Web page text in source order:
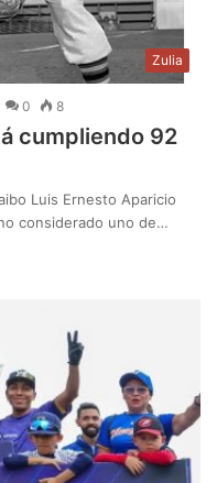
Zulia
0 8
cumpliendo 92
Luis Ernesto Aparicio
considerado uno de…